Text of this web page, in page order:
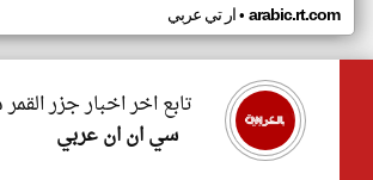
ار تي عربي• arabic.rt.com
تابع اخر اخبار جزر
سي ان ان عربي